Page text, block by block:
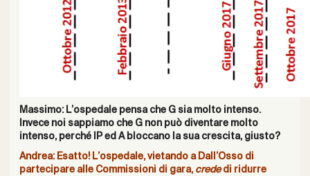
Massimo: L’ospedale pensa che G sia molto intenso.
Invece noi sappiamo che G non può diventare molto
intenso, perché IP ed A bloccano la sua crescita, giusto?
Andrea: Esatto! L’ospedale, vietando a Dall’Osso di
partecipare alle Commissioni di gara, crededi ridurre